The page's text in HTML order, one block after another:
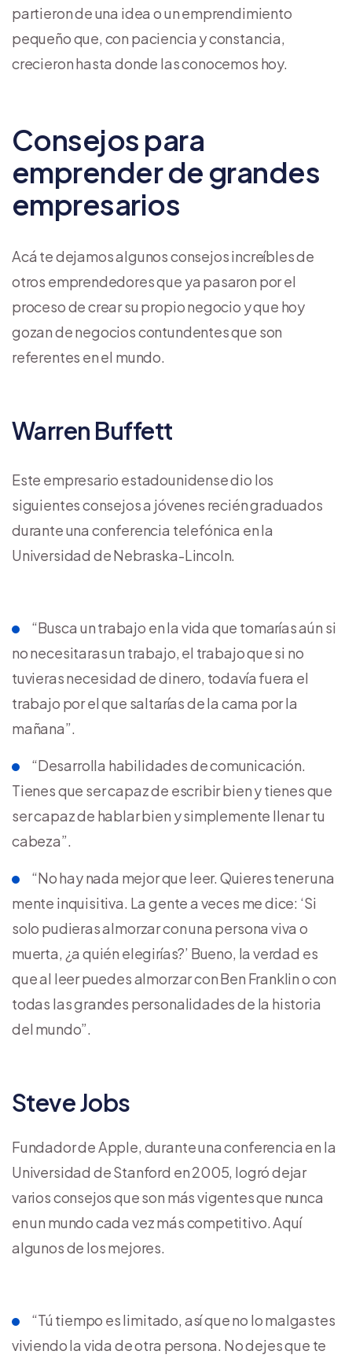
partieron de una idea o un emprendimiento
pequeño que, con paciencia y constancia,
crecieron hasta donde las conocemos hoy.
Consejos para
emprender de grandes
empresarios
Acá te dejamos algunos consejos increíbles de
otros emprendedores que ya pasaron por el
proceso de crear su propio negocio y que hoy
gozan de negocios contundentes que son
referentes en el mundo.
Warren Buffett
Este empresario estadounidense dio los
siguientes consejos a jóvenes recién graduados
durante una conferencia telefónica en la
Universidad de Nebraska-Lincoln.
“Busca un trabajo en la vida que tomarías aún si
no necesitaras un trabajo, el trabajo que si no
tuvieras necesidad de dinero, todavía fuera el
trabajo por el que saltarías de la cama por la
mañana”.
“Desarrolla habilidades de comunicación.
Tienes que ser capaz de escribir bien y tienes que
ser capaz de hablar bien y simplemente llenar tu
cabeza”.
“No hay nada mejor que leer. Quieres tener una
mente inquisitiva. La gente a veces me dice: ‘Si
solo pudieras almorzar con una persona viva o
muerta, ¿a quién elegirías?’ Bueno, la verdad es
que al leer puedes almorzar con Ben Franklin o con
todas las grandes personalidades de la historia
del mundo”.
Steve Jobs
Fundador de Apple, durante una conferencia en la
Universidad de Stanford en 2005, logró dejar
varios consejos que son más vigentes que nunca
en un mundo cada vez más competitivo. Aquí
algunos de los mejores.
“Tú tiempo es limitado, así que no lo malgastes
viviendo la vida de otra persona. No dejes que te